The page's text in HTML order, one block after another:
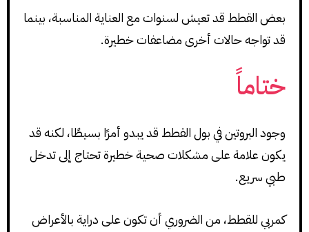
بعض القطط قد تعيش لسنوات مع العناية المناسبة، بينما
قد تواجه حالات أخرى مضاعفات خطيرة.
ختاماً
وجود البروتين في بول القطط قد يبدو أمرًا بسيطًا، لكنه قد
يكون علامة على مشكلات صحية خطيرة تحتاج إلى تدخل
طبي سريع.
كمربي للقطط، من الضروري أن تكون على دراية بالأعراض